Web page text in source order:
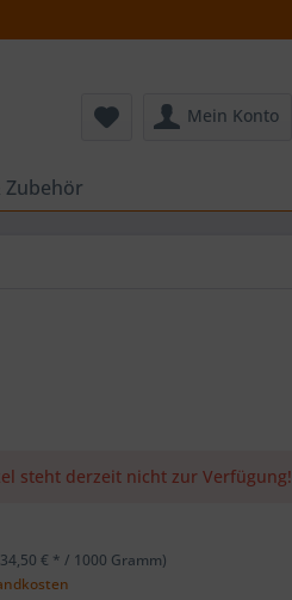
Mein Konto
Zubehör
steht derzeit nicht zur Verfügung!
€ * / 1000 Gramm)